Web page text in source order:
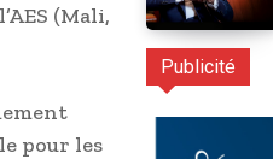
(Mali,
pour les
Publicité